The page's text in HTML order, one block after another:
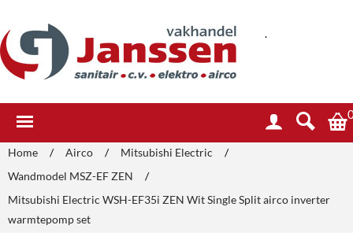
.
Home / Airco / Mitsubishi Electric
/
Wandmodel MSZ-EF ZEN
/
Mitsubishi Electric WSH-EF35i ZEN Wit Single Split airco inverter
warmtepomp set